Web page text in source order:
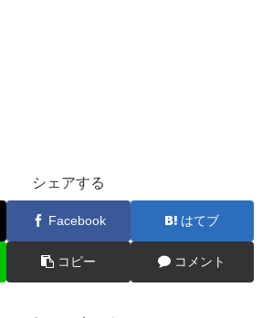
シェアする
Facebook はてブ
コピー コメント